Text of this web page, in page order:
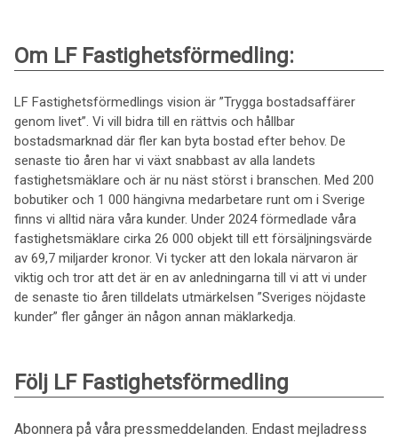
Om LF Fastighetsförmedling:
LF Fastighetsförmedlings vision är ”Trygga bostadsaffärer
genom livet”. Vi vill bidra till en rättvis och hållbar
bostadsmarknad där fler kan byta bostad efter behov. De
senaste tio åren har vi växt snabbast av alla landets
fastighetsmäklare och är nu näst störst i branschen. Med 200
bobutiker och 1 000 hängivna medarbetare runt om i Sverige
finns vi alltid nära våra kunder. Under 2024 förmedlade våra
fastighetsmäklare cirka 26 000 objekt till ett försäljningsvärde
av 69,7 miljarder kronor. Vi tycker att den lokala närvaron är
viktig och tror att det är en av anledningarna till vi att vi under
de senaste tio åren tilldelats utmärkelsen ”Sveriges nöjdaste
kunder” fler gånger än någon annan mäklarkedja.
Följ LF Fastighetsförmedling
Abonnera på våra pressmeddelanden. Endast mejladress